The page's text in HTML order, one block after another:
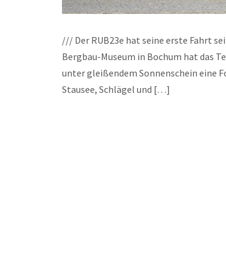
/// Der RUB23e hat seine erste Fahrt
Bergbau-Museum in Bochum hat das
unter gleißendem Sonnenschein eine
Stausee, Schlägel und […]